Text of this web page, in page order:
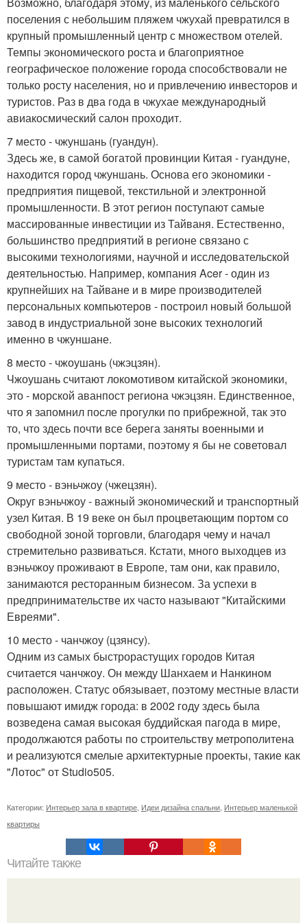
поселения с небольшим пляжем чжухай превратился в
крупный промышленный центр с множеством отелей.
Темпы экономического роста и благоприятное
географическое положение города способствовали не
только росту населения, но и привлечению инвесторов и
туристов. Раз в два года в чжухае международный
авиакосмический салон проходит.
7 место - чжуншань (гуандун).
Здесь же, в самой богатой провинции Китая - гуандуне,
находится город чжуншань. Основа его экономики -
предприятия пищевой, текстильной и электронной
промышленности. В этот регион поступают самые
массированные инвестиции из Тайваня. Естественно,
большинство предприятий в регионе связано с
высокими технологиями, научной и исследовательской
деятельностью. Например, компания Acer - один из
крупнейших на Тайване и в мире производителей
персональных компьютеров - построил новый большой
завод в индустриальной зоне высоких технологий
именно в чжуншане.
8 место - чжоушань (чжэцзян).
Чжоушань считают локомотивом китайской экономики,
это - морской аванпост региона чжэцзян. Единственное,
что я запомнил после прогулки по прибрежной, так это
то, что здесь почти все берега заняты военными и
промышленными портами, поэтому я бы не советовал
туристам там купаться.
9 место - вэньчжоу (чжецзян).
Округ вэньчжоу - важный экономический и транспортный
узел Китая. В 19 веке он был процветающим портом со
свободной зоной торговли, благодаря чему и начал
стремительно развиваться. Кстати, много выходцев из
вэньчжоу проживают в Европе, там они, как правило,
занимаются ресторанным бизнесом. За успехи в
предпринимательстве их часто называют "Китайскими
Евреями".
10 место - чанчжоу (цзянсу).
Одним из самых быстрорастущих городов Китая
считается чанчжоу. Он между Шанхаем и Нанкином
расположен. Статус обязывает, поэтому местные власти
повышают имидж города: в 2002 году здесь была
возведена самая высокая буддийская пагода в мире,
продолжаются работы по строительству метрополитена
и реализуются смелые архитектурные проекты, такие как
"Лотос" от Studio505.
Категории: Интерьер зала в квартире Идеи дизайна спальни Интерьер маленькой
квартиры
Читайте также